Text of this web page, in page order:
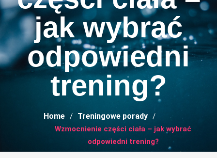
jak wybrać
odpowiedni
trening?
Home Treningowe porady
Wzmocnienie części ciała – jak wybrać
odpowiedni trening?